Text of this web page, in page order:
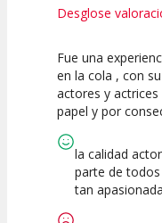
Desglose
10
Calidad del
Espectáculo
Fue una
en la cola , con
actores y
papel y por
la calidad
parte de
tan